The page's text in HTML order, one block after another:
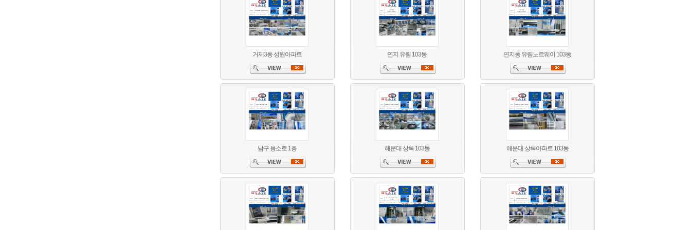
거제3동 성원아파트 연지 유림 103동 연지동 유림노르웨이 103동
남구 용소로 1층 해운대 상록 103동 해운대 상록아파트 103동